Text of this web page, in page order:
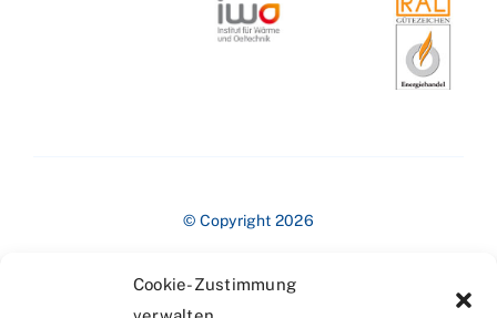
Cookie-Zustimmung
© Copyright 2026